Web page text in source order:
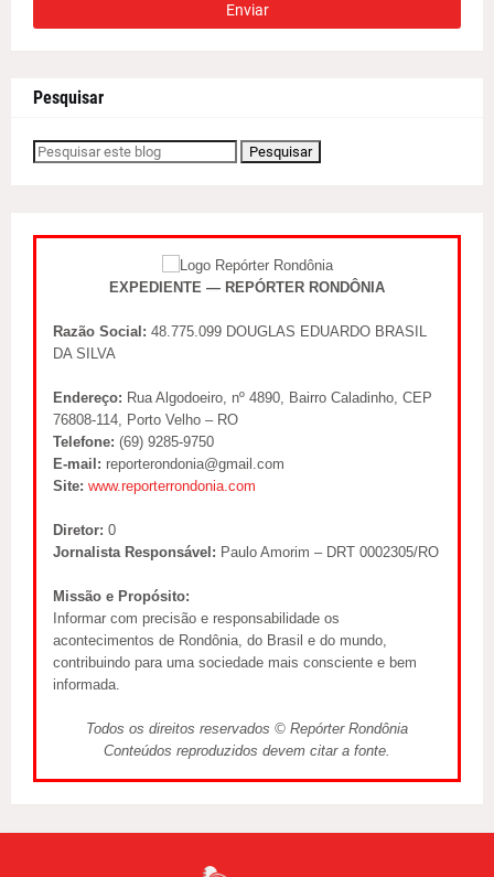
Pesquisar
EXPEDIENTE — REPÓRTER RONDÔNIA
Razão Social: 48.775.099 DOUGLAS EDUARDO BRASIL
DA SILVA
Endereço: Rua Algodoeiro, nº 4890, Bairro Caladinho, CEP
76808-114, Porto Velho – RO
Telefone: (69) 9285-9750
E-mail: reporterondonia@gmail.com
Site: www.reporterrondonia.com
Diretor: 0
Jornalista Responsável: Paulo Amorim – DRT 0002305/RO
Missão e Propósito:
Informar com precisão e responsabilidade os
acontecimentos de Rondônia, do Brasil e do mundo,
contribuindo para uma sociedade mais consciente e bem
informada.
Todos os direitos reservados © Repórter Rondônia
Conteúdos reproduzidos devem citar a fonte.